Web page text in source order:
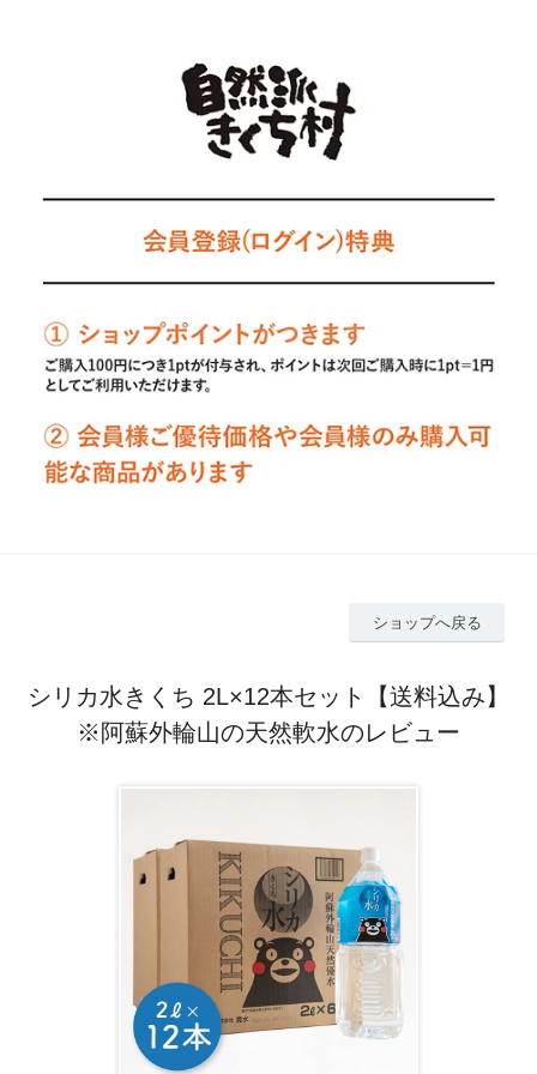
ショップへ戻る
シリカ水きくち 2L×12本セット【送料込み】
※阿蘇外輪山の天然軟水のレビュー